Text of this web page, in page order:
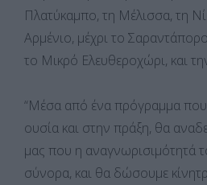
Πλατύκαμπο, τη Μέλισσα, τη
Αρμένιο, μέχρι το
το Μικρό Ελευθεροχώρι, και
“Μέσα από ένα πρόγραμμα που
ουσία και στην πράξη, θα
μας που η αναγνωρισιμότητά
σύνορα, και θα δώσουμε